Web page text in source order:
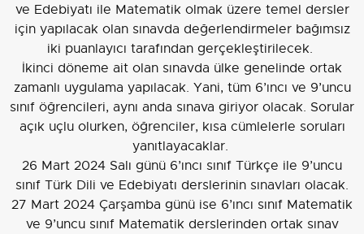
ve Edebiyatı ile Matematik olmak üzere temel dersler
için yapılacak olan sınavda değerlendirmeler bağımsız
iki puanlayıcı tarafından gerçekleştirilecek.
İkinci döneme ait olan sınavda ülke genelinde ortak
zamanlı uygulama yapılacak. Yani, tüm 6’ıncı ve 9’uncu
sınıf öğrencileri, aynı anda sınava giriyor olacak. Sorular
açık uçlu olurken, öğrenciler, kısa cümlelerle soruları
yanıtlayacaklar.
26 Mart 2024 Salı günü 6’ıncı sınıf Türkçe ile 9’uncu
sınıf Türk Dili ve Edebiyatı derslerinin sınavları olacak.
27 Mart 2024 Çarşamba günü ise 6’ıncı sınıf Matematik
ve 9’uncu sınıf Matematik derslerinden ortak sınav